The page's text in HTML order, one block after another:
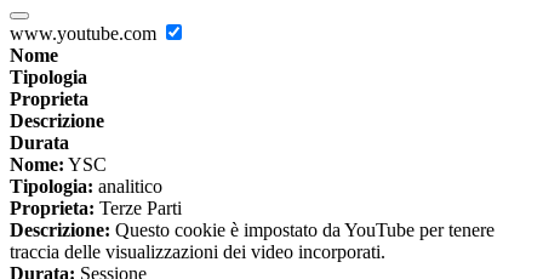
www.youtube.com
Nome
Tipologia
Proprieta
Descrizione
Durata
Nome: YSC
Tipologia: analitico
Proprieta: Terze Parti
Descrizione: Questo cookie è impostato da YouTube per tenere
traccia delle visualizzazioni dei video incorporati.
Durata: Sessione